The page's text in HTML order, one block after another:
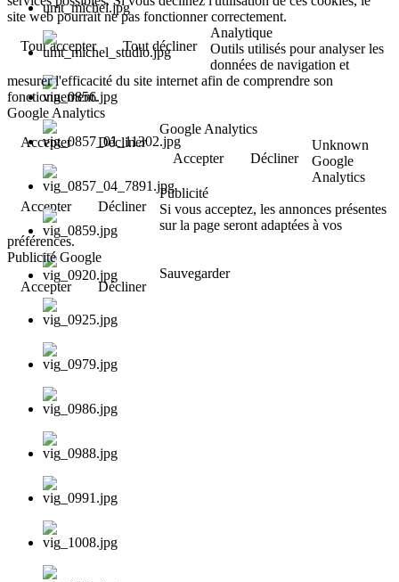
site web pourrait ne pas fonctionner correctement.
Tout accepter
Tout décliner
Analytique
Outils utilisés pour analyser les
données de navigation et
mesurer l'efficacité du site internet afin de comprendre son
fonctionnement.
Google Analytics
Accepter
Décliner
Google Analytics
Accepter
Décliner
Unknown
Google
Analytics
Accepter
Décliner
Publicité
Si vous acceptez, les annonces présentes
sur la page seront adaptées à vos
préférences.
Publicité Google
Accepter
Décliner
Sauvegarder